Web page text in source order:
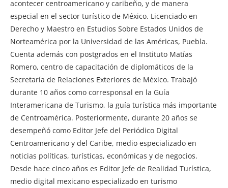
acontecer centroamericano y caribeño, y de manera
especial en el sector turístico de México. Licenciado en
Derecho y Maestro en Estudios Sobre Estados Unidos de
Norteamérica por la Universidad de las Américas, Puebla.
Cuenta además con postgrados en el Instituto Matías
Romero, centro de capacitación de diplomáticos de la
Secretaría de Relaciones Exteriores de México. Trabajó
durante 10 años como corresponsal en la Guía
Interamericana de Turismo, la guía turística más importante
de Centroamérica. Posteriormente, durante 20 años se
desempeñó como Editor Jefe del Periódico Digital
Centroamericano y del Caribe, medio especializado en
noticias políticas, turísticas, económicas y de negocios.
Desde hace cinco años es Editor Jefe de Realidad Turística,
medio digital mexicano especializado en turismo